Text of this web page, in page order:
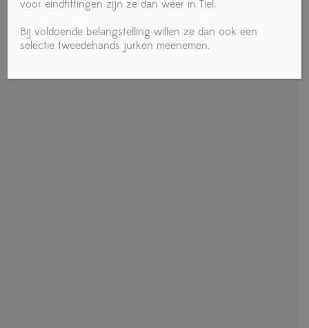
Verzenden
voor eindfittingen zijn ze dan weer in Tiel.
Bij voldoende belangstelling willen ze dan ook een
selectie tweedehands jurken meenemen.